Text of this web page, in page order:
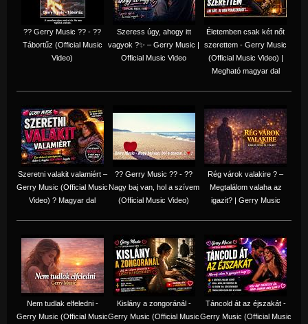
?? Gerry Music ?? - ??
Tábortűz (Official Music
Video)
Szeress úgy, ahogy itt
vagyok ?✨ – Gerry Music |
Official Music Video
Életemben csak két nőt
szerettem - Gerry Music
(Official Music Video) |
Megható magyar dal
Szeretni valakit valamiért –
Gerry Music (Official Music
Video) ? Magyar dal
?? Gerry Music ?? - ??
Nagy baj van, hol a szívem
(Official Music Video)
Rég várok valakire ? –
Megtalálom valaha az
igazit? | Gerry Music
Nem tudlak elfeledni -
Gerry Music (Official Music
Kislány a zongoránál -
Gerry Music (Official Music
Táncold át az éjszakát -
Gerry Music (Official Music